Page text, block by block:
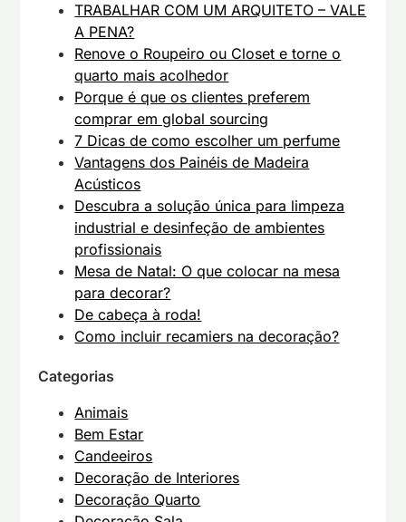
TRABALHAR COM UM ARQUITETO – VALE
A PENA?
Renove o Roupeiro ou Closet e torne o
quarto mais acolhedor
Porque é que os clientes preferem
comprar em global sourcing
7 Dicas de como escolher um perfume
Vantagens dos Painéis de Madeira
Acústicos
Descubra a solução única para limpeza
industrial e desinfeção de ambientes
profissionais
Mesa de Natal: O que colocar na mesa
para decorar?
De cabeça à roda!
Como incluir recamiers na decoração?
Categorias
Animais
Bem Estar
Candeeiros
Decoração de Interiores
Decoração Quarto